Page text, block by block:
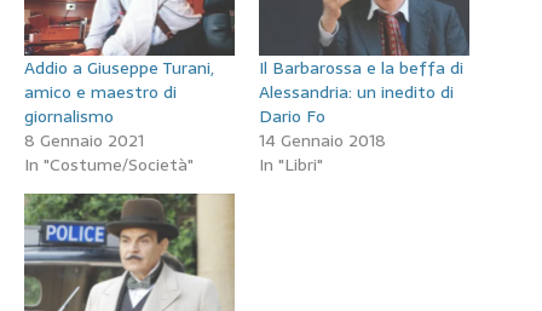
Addio a Giuseppe Turani,
amico e maestro di
giornalismo
8 Gennaio 2021
In "Costume/Società"
Il Barbarossa e la beffa di
Alessandria: un inedito di
Dario Fo
14 Gennaio 2018
In "Libri"